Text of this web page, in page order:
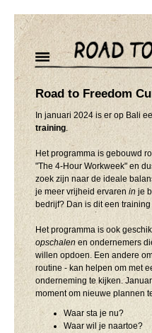
Road to Freedom
In januari 2024 is er op Bali
training.
Het programma is gebouwd
"The 4-Hour Workweek" en
zoek zijn naar de ideale
je meer vrijheid ervaren in je
bedrijf? Dan is dit een
Het programma is ook
opschalenen ondernemers
willen opdoen. Een andere
routine - kan helpen om met
onderneming te kijken.
moment om nieuwe plannen
Waar sta je nu?
Waar wil je naartoe?